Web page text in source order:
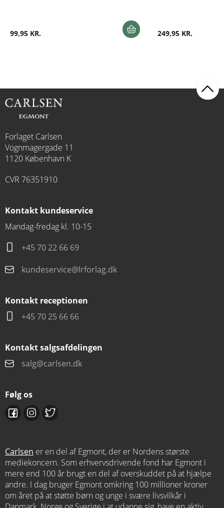
99,95 KR. 249,95 KR.
Forlaget Carlsen
Vognmagergade 11
1120 København K
CVR 76351910
Kontakt kundeservice
Mandag-fredag kl. 10-15
+45 70 22 66 69
kundeservice@lrforlag.dk
Kontakt receptionen
+45 70 25 66 66
Kontakt salgsafdelingen
salg@carlsen.dk
Følg os
Carlsen er en del af Egmont, der er Nordens største
mediekoncern. Som erhvervsdrivende fond har Egmont i
mere end 100 år brugt en del af overskuddet på at hjælpe
andre. I dag bruger Egmont omkring 100 millioner kroner
om året på at støtte børn og unge i svære livsvilkår i